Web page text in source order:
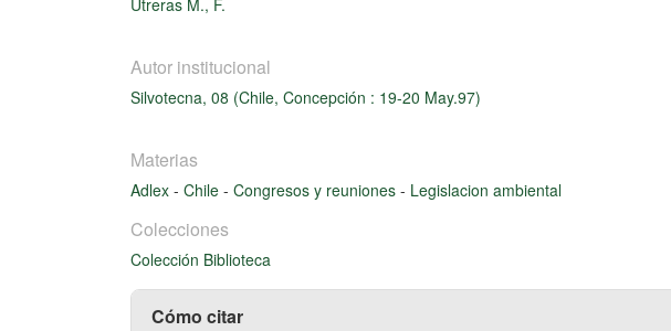
Utreras M., F.
Autor institucional
Silvotecna, 08 (Chile, Concepción : 19-20 May.97)
Materias
Adlex - Chile - Congresos y reuniones - Legislacion ambiental
Colecciones
Colección Biblioteca
Cómo citar